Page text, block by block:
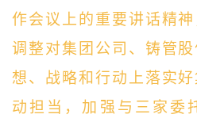
作会议上的重要讲话精
调整对集团公司、铸管
想、战略和行动上落实
动担当，加强与三家委